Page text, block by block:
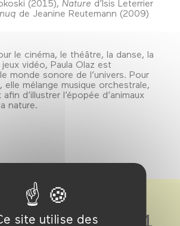
site utilise des
(2015), Nature d’Isis Leterrier
de Jeanine Reutemann (2009)
le cinéma, le théâtre, la danse, la
vidéo, Paula Olaz est
monde sonore de l’univers. Pour
elle mélange musique orchestrale,
d’illustrer l’épopée d’animaux
nature.
2020-2021